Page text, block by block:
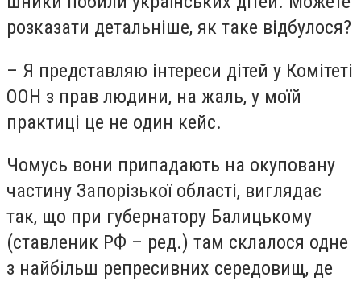
розказати детальніше, як таке відбулося?
– Я представляю інтереси дітей у Комітеті
ООН з прав людини, на жаль, у моїй
практиці це не один кейс.
Чомусь вони припадають на окуповану
частину Запорізької області, виглядає
так, що при губернатору Балицькому
(ставленик РФ – ред.) там склалося одне
з найбільш репресивних середовищ, де